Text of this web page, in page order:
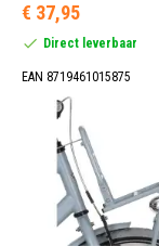
€ 37,95
Direct leverbaar
EAN 8719461015875